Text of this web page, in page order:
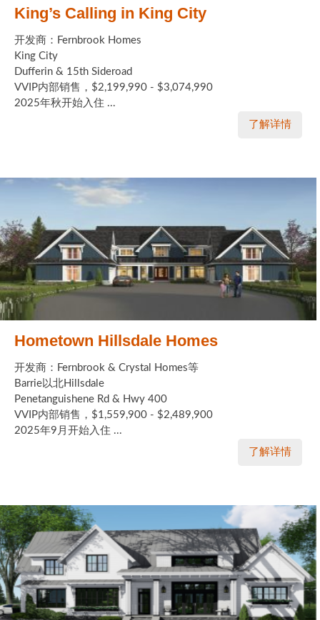
King’s Calling in King City
开发商：Fernbrook Homes
King City
Dufferin & 15th Sideroad
VVIP内部销售，$2,199,990 - $3,074,990
2025年秋开始入住 ...
了解详情
Hometown Hillsdale Homes
开发商：Fernbrook & Crystal Homes等
Barrie以北Hillsdale
Penetanguishene Rd & Hwy 400
VVIP内部销售，$1,559,900 - $2,489,900
2025年9月开始入住 ...
了解详情